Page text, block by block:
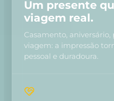
Um presente
viagem real.
Casamento,
viagem: a impressão
pessoal e duradoura.